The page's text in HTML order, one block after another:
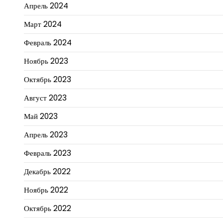
Апрель 2024
Март 2024
Февраль 2024
Ноябрь 2023
Октябрь 2023
Август 2023
Май 2023
Апрель 2023
Февраль 2023
Декабрь 2022
Ноябрь 2022
Октябрь 2022